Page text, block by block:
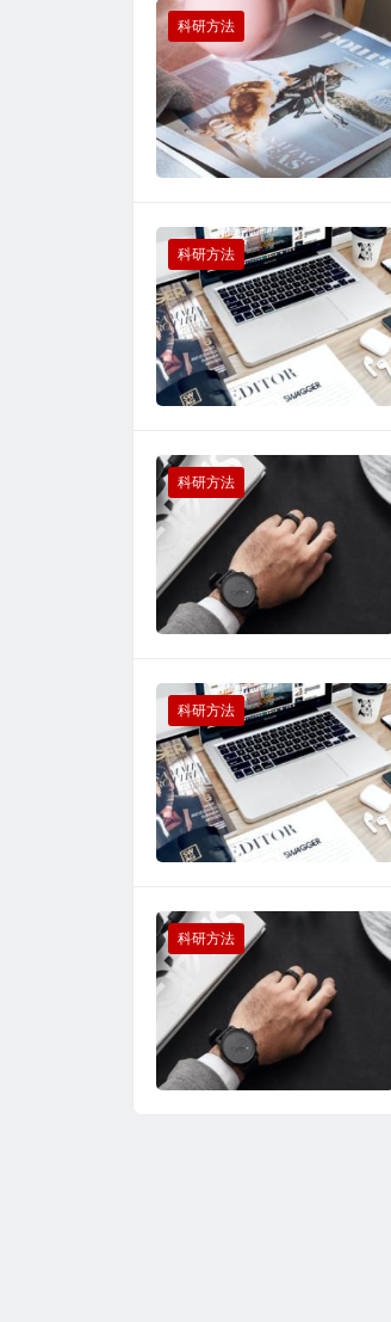
科研方法
科研方法
科研方法
科研方法
科研方法